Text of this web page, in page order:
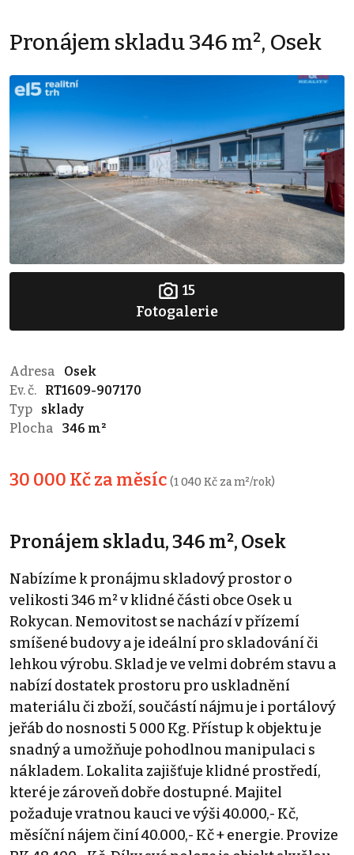
Pronájem skladu 346 m², Osek
15
Fotogalerie
Adresa
Osek
Ev. č.
RT1609-907170
Typ
sklady
Plocha
346 m²
30 000 Kč za měsíc (1 040 Kč za m²/rok)
Pronájem skladu, 346 m², Osek
Nabízíme k pronájmu skladový prostor o
velikosti 346 m² v klidné části obce Osek u
Rokycan. Nemovitost se nachází v přízemí
smíšené budovy a je ideální pro skladování či
lehkou výrobu. Sklad je ve velmi dobrém stavu a
nabízí dostatek prostoru pro uskladnění
materiálu či zboží, součástí nájmu je i portálový
jeřáb do nosnosti 5 000 Kg. Přístup k objektu je
snadný a umožňuje pohodlnou manipulaci s
nákladem. Lokalita zajišťuje klidné prostředí,
které je zároveň dobře dostupné. Majitel
požaduje vratnou kauci ve výši 40.000,- Kč,
měsíční nájem činí 40.000,- Kč + energie. Provize